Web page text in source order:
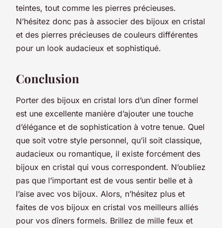
teintes, tout comme les pierres précieuses.
N’hésitez donc pas à associer des bijoux en cristal
et des pierres précieuses de couleurs différentes
pour un look audacieux et sophistiqué.
Conclusion
Porter des bijoux en cristal lors d’un dîner formel
est une excellente manière d’ajouter une touche
d’élégance et de sophistication à votre tenue. Quel
que soit votre style personnel, qu’il soit classique,
audacieux ou romantique, il existe forcément des
bijoux en cristal qui vous correspondent. N’oubliez
pas que l’important est de vous sentir belle et à
l’aise avec vos bijoux. Alors, n’hésitez plus et
faites de vos bijoux en cristal vos meilleurs alliés
pour vos dîners formels. Brillez de mille feux et